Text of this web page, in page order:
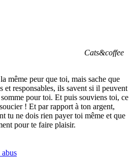
Cats&coffee
même peur que toi, mais sache que
et responsables, ils savent si il peuvent
pour toi. Et puis souviens toi, ce
! Et par rapport à ton argent,
tu ne dois rien payer toi même et que
pour te faire plaisir.